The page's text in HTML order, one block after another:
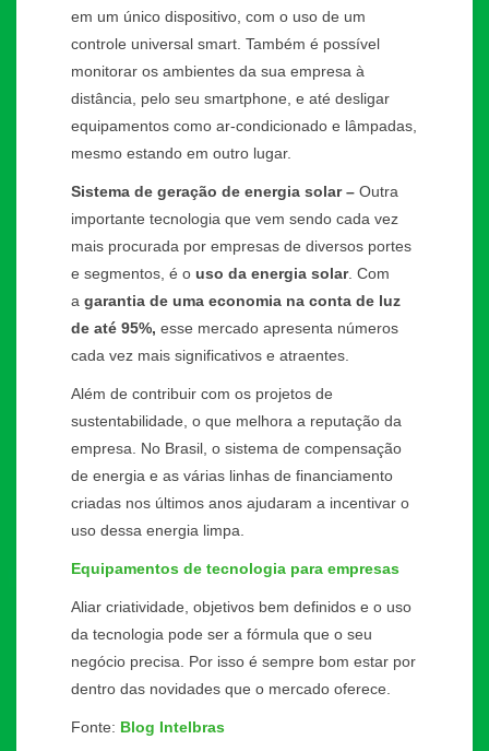
em um único dispositivo, com o uso de um
controle universal smart. Também é possível
monitorar os ambientes da sua empresa à
distância, pelo seu smartphone, e até desligar
equipamentos como ar-condicionado e lâmpadas,
mesmo estando em outro lugar.
Sistema de geração de energia solar – Outra
importante tecnologia que vem sendo cada vez
mais procurada por empresas de diversos portes
e segmentos, é o uso da energia solar. Com
a garantia de uma economia na conta de luz
de até 95%, esse mercado apresenta números
cada vez mais significativos e atraentes.
Além de contribuir com os projetos de
sustentabilidade, o que melhora a reputação da
empresa. No Brasil, o sistema de compensação
de energia e as várias linhas de financiamento
criadas nos últimos anos ajudaram a incentivar o
uso dessa energia limpa.
Equipamentos de tecnologia para empresas
Aliar criatividade, objetivos bem definidos e o uso
da tecnologia pode ser a fórmula que o seu
negócio precisa. Por isso é sempre bom estar por
dentro das novidades que o mercado oferece.
Fonte: Blog Intelbras